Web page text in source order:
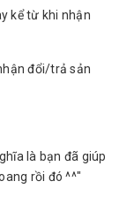
kể từ khi nhận
đổi/trả sản
là bạn đã giúp
rồi đó ^^"